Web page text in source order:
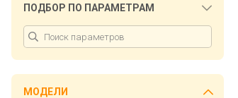
ПОДБОР ПО ПАРАМЕТРАМ
МОДЕЛИ